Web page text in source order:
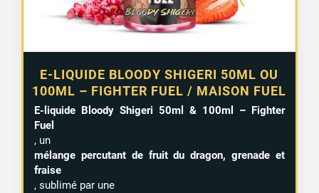
E-LIQUIDE BLOODY SHIGERI 50ML OU
100ML – FIGHTER FUEL / MAISON FUEL
E-liquide Bloody Shigeri 50ml & 100ml – Fighter
Fuel
, un
mélange percutant de fruit du dragon, grenade et
fraise
, sublimé par une